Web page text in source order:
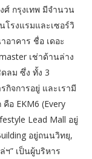
ศ์ กรุงเทพ มีจำนวน
โรงแรมและเซอร์วิ
อาคาร ชื่อ เดอะ
เช่าด้านล่าง
ลม ซึ่ง ทั้ง 3
กิจการอยู่ และเรามี
อ EKM6 (Every
Lead Mall อยู่
อยู่ถนนวิทยุ,
ฯ” เป็นผู้บริหาร